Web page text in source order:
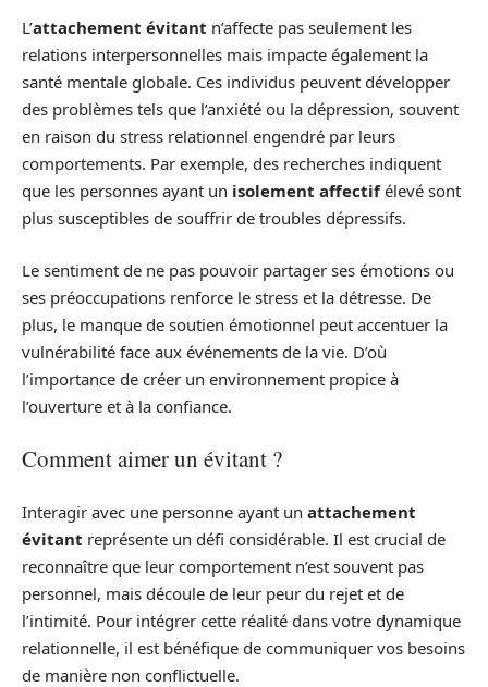
L’attachement évitant n’affecte pas seulement les
relations interpersonnelles mais impacte également la
santé mentale globale. Ces individus peuvent développer
des problèmes tels que l’anxiété ou la dépression, souvent
en raison du stress relationnel engendré par leurs
comportements. Par exemple, des recherches indiquent
que les personnes ayant un isolement affectifélevé sont
plus susceptibles de souffrir de troubles dépressifs.
Le sentiment de ne pas pouvoir partager ses émotions ou
ses préoccupations renforce le stress et la détresse. De
plus, le manque de soutien émotionnel peut accentuer la
vulnérabilité face aux événements de la vie. D’où
l’importance de créer un environnement propice à
l’ouverture et à la confiance.
Comment aimer un évitant ?
Interagir avec une personne ayant un attachement
évitant représente un défi considérable. Il est crucial de
reconnaître que leur comportement n’est souvent pas
personnel, mais découle de leur peur du rejet et de
l’intimité. Pour intégrer cette réalité dans votre dynamique
relationnelle, il est bénéfique de communiquer vos besoins
de manière non conflictuelle.